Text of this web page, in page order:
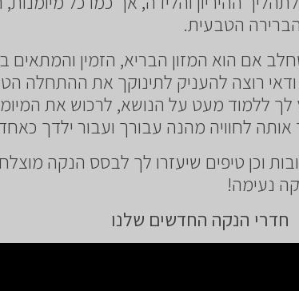
הטבעית.
אם הוא המזון הבריא, הזמין והמתאים
רוצה להעניק לתינוקך את ההתחלה
לך ללמוד מעט על הנושא, לרכוש את
לחוויה מהנה עבורך ועבור ילדך
וכן טיפים שיעזרו לך לבסס הנקה
נעימה!
חדרי הנקה החדשים שלנו